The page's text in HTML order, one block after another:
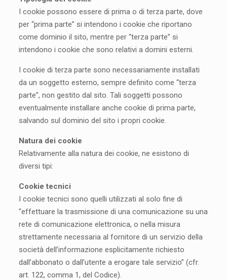
I cookie possono essere di prima o di terza parte, dove
per “prima parte” si intendono i cookie che riportano
come dominio il sito, mentre per “terza parte” si
intendono i cookie che sono relativi a domini esterni.
I cookie di terza parte sono necessariamente installati
da un soggetto esterno, sempre definito come “terza
parte”, non gestito dal sito. Tali soggetti possono
eventualmente installare anche cookie di prima parte,
salvando sul dominio del sito i propri cookie.
Natura dei cookie
Relativamente alla natura dei cookie, ne esistono di
diversi tipi:
Cookie tecnici
I cookie tecnici sono quelli utilizzati al solo fine di
“effettuare la trasmissione di una comunicazione su una
rete di comunicazione elettronica, o nella misura
strettamente necessaria al fornitore di un servizio della
società dell’informazione esplicitamente richiesto
dall’abbonato o dall’utente a erogare tale servizio” (cfr.
art. 122, comma 1, del Codice).